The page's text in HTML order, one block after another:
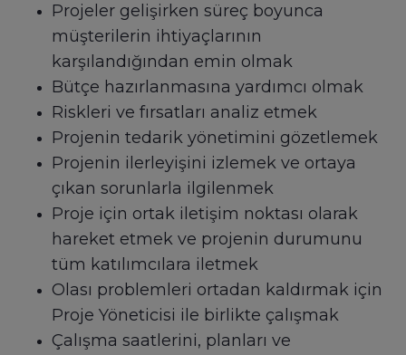
Projeler gelişirken süreç boyunca
müşterilerin ihtiyaçlarının
karşılandığından emin olmak
Bütçe hazırlanmasına yardımcı olmak
Riskleri ve fırsatları analiz etmek
Projenin tedarik yönetimini gözetlemek
Projenin ilerleyişini izlemek ve ortaya
çıkan sorunlarla ilgilenmek
Proje için ortak iletişim noktası olarak
hareket etmek ve projenin durumunu
tüm katılımcılara iletmek
Olası problemleri ortadan kaldırmak için
Proje Yöneticisi ile birlikte çalışmak
Çalışma saatlerini, planları ve